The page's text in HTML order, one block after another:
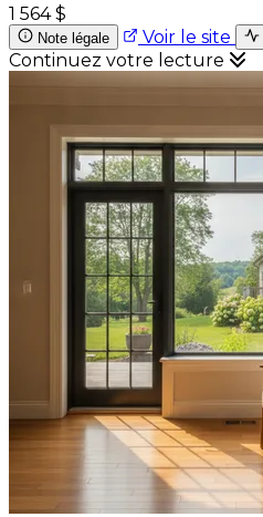
1 564 $
Note légale Voir le site
Continuez votre lecture